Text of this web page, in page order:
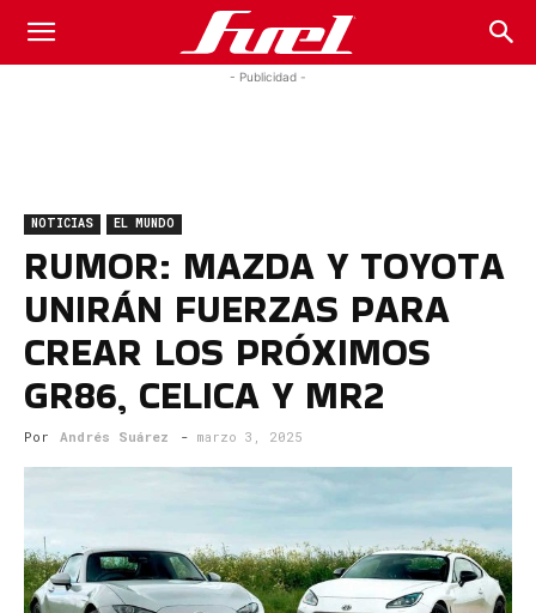
Fuel
Magazine
- Publicidad -
NOTICIAS EL MUNDO
RUMOR: MAZDA Y TOYOTA
UNIRÁN FUERZAS PARA
CREAR LOS PRÓXIMOS
GR86, CELICA Y MR2
Por Andrés Suárez - marzo 3, 2025